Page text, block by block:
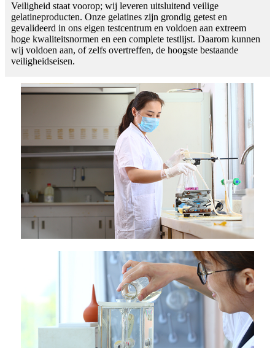
Veiligheid staat voorop; wij leveren uitsluitend veilige
gelatineproducten. Onze gelatines zijn grondig getest en
gevalideerd in ons eigen testcentrum en voldoen aan extreem
hoge kwaliteitsnormen en een complete testlijst. Daarom kunnen
wij voldoen aan, of zelfs overtreffen, de hoogste bestaande
veiligheidseisen.